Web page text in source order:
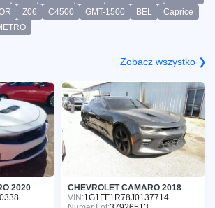
Z06 C4500 GMT-1500 BEL
Caprice
Zobacz wszystko ❯
2020
CHEVROLET CAMARO 2018
VIN:1G1FF1R78J0137714